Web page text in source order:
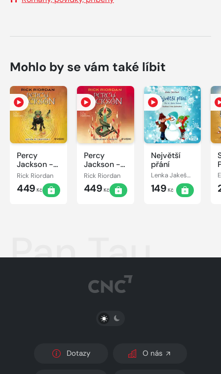
Mohlo by se vám také líbit
Percy
Jackson -
Bitva o
labyrint
Rick Riordan
449 Kč
Percy
Jackson -
Poslední z
bohů
Rick Riordan
449 Kč
Největší
přání
Lenka Jakešová
149 Kč
Pan Tau
PŘEPNOUT SVĚTLÝ/TMAVÝ REŽIM
Dotazy O nás